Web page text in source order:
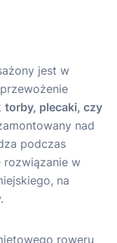
jest w
torby, plecaki, czy
nad
podczas
w
na